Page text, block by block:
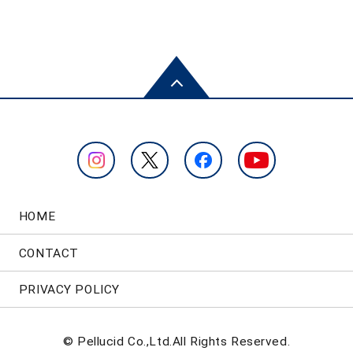
HOME
CONTACT
PRIVACY POLICY
© Pellucid Co.,Ltd.All Rights Reserved.